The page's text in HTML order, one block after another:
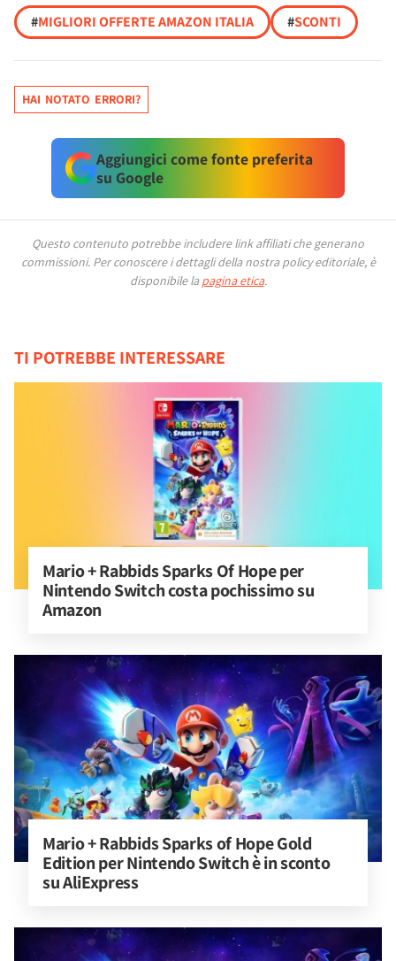
#MIGLIORI OFFERTE AMAZON ITALIA #SCONTI
HAI NOTATO ERRORI?
Aggiungici come fonte preferita
su Google
Questo contenuto potrebbe includere link affiliati che generano
commissioni. Per conoscere i dettagli della nostra policy editoriale, è
disponibile la pagina etica.
TI POTREBBE INTERESSARE
Mario + Rabbids Sparks Of Hope per
Nintendo Switch costa pochissimo su
Amazon
Mario + Rabbids Sparks of Hope Gold
Edition per Nintendo Switch è in sconto
su AliExpress